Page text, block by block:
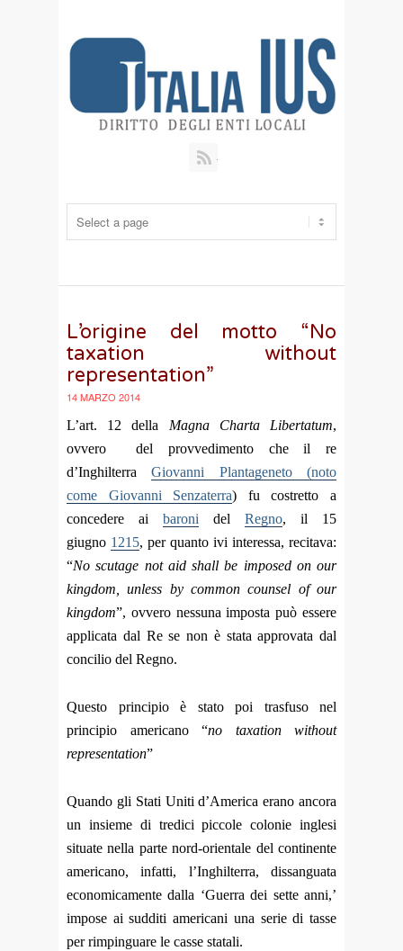
L’origine del motto “No
taxation without
representation”
14 MARZO 2014
L’art. 12 della Magna Charta Libertatum,
ovvero del provvedimento che il re
d’InghilterraGiovanni Plantageneto (noto
come Giovanni Senzaterra) fu costretto a
concedere ai baroni del Regno, il 15
giugno 1215, per quanto ivi interessa, recitava:
“No scutage not aid shall be imposed on our
kingdom, unless by common counsel of our
kingdom”, ovvero nessuna imposta può essere
applicata dal Re se non è stata approvata dal
concilio del Regno.
Questo principio è stato poi trasfuso nel
principio americano “no taxation without
representation”
Quando gli Stati Uniti d’America erano ancora
un insieme di tredici piccole colonie inglesi
situate nella parte nord-orientale del continente
americano, infatti, l’Inghilterra, dissanguata
economicamente dalla ‘Guerra dei sette anni,’
impose ai sudditi americani una serie di tasse
per rimpinguare le casse statali.